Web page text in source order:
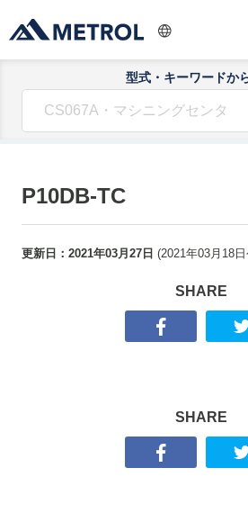
型式・キーワードか
P10DB-TC
更新日： 2021年03月27日 (2021年03月18日
SHARE
SHARE